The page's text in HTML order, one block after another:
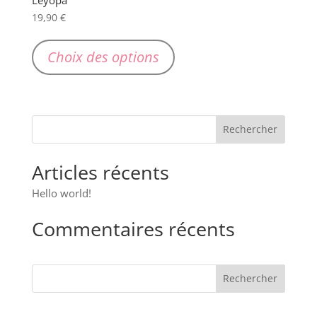
19,90 €
Choix des options
produit
options
la
du
Articles récents
Hello world!
Commentaires récents
Rechercher